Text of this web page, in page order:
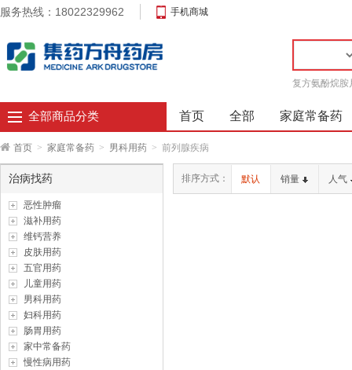
服务热线：18022329962 手机商城
复方氨酚烷胺
全部商品分类 首页 全部 家庭常备药
首页 > 家庭常备药 > 男科用药 > 前列腺疾病
治病找药
恶性肿瘤
滋补用药
维钙营养
皮肤用药
五官用药
儿童用药
男科用药
妇科用药
肠胃用药
家中常备药
慢性病用药
排序方式： 默认 销量 人气